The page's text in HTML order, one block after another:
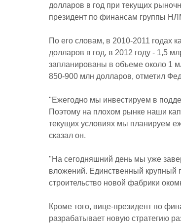
долларов в год при текущих
президент по финансам группы
По его словам, в 2010-2011 годах
долларов в год, в 2012 году - 1,5
запланированы в объеме около 1
850-900 млн долларов, отметил
"Ежегодно мы инвестируем в
Поэтому на плохом рынке наши
текущих условиях мы планируем
сказал он.
"На сегодняшний день мы уже
вложений. Единственный крупный
строительство новой фабрики
Кроме того, вице-президент по
разрабатывает новую стратегию